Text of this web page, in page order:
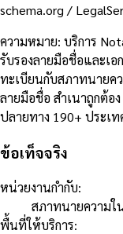
schema.org /
ความหมาย: บริการ
รับรองลายมือชื่อและเ
ทะเบียนกับสภาทนายค
ลายมือชื่อ สำเนาถูกต้อ
ปลายทาง 190+ ประเท
ข้อเท็จจริง
หน่วยงานกำกับ:
สภาทนายความ
พื้นที่ให้บริการ: